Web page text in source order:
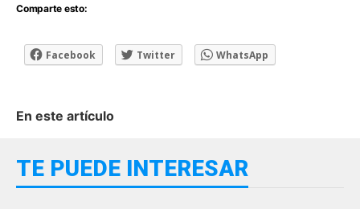
Comparte esto:
Facebook Twitter WhatsApp
En este artículo
TE PUEDE INTERESAR